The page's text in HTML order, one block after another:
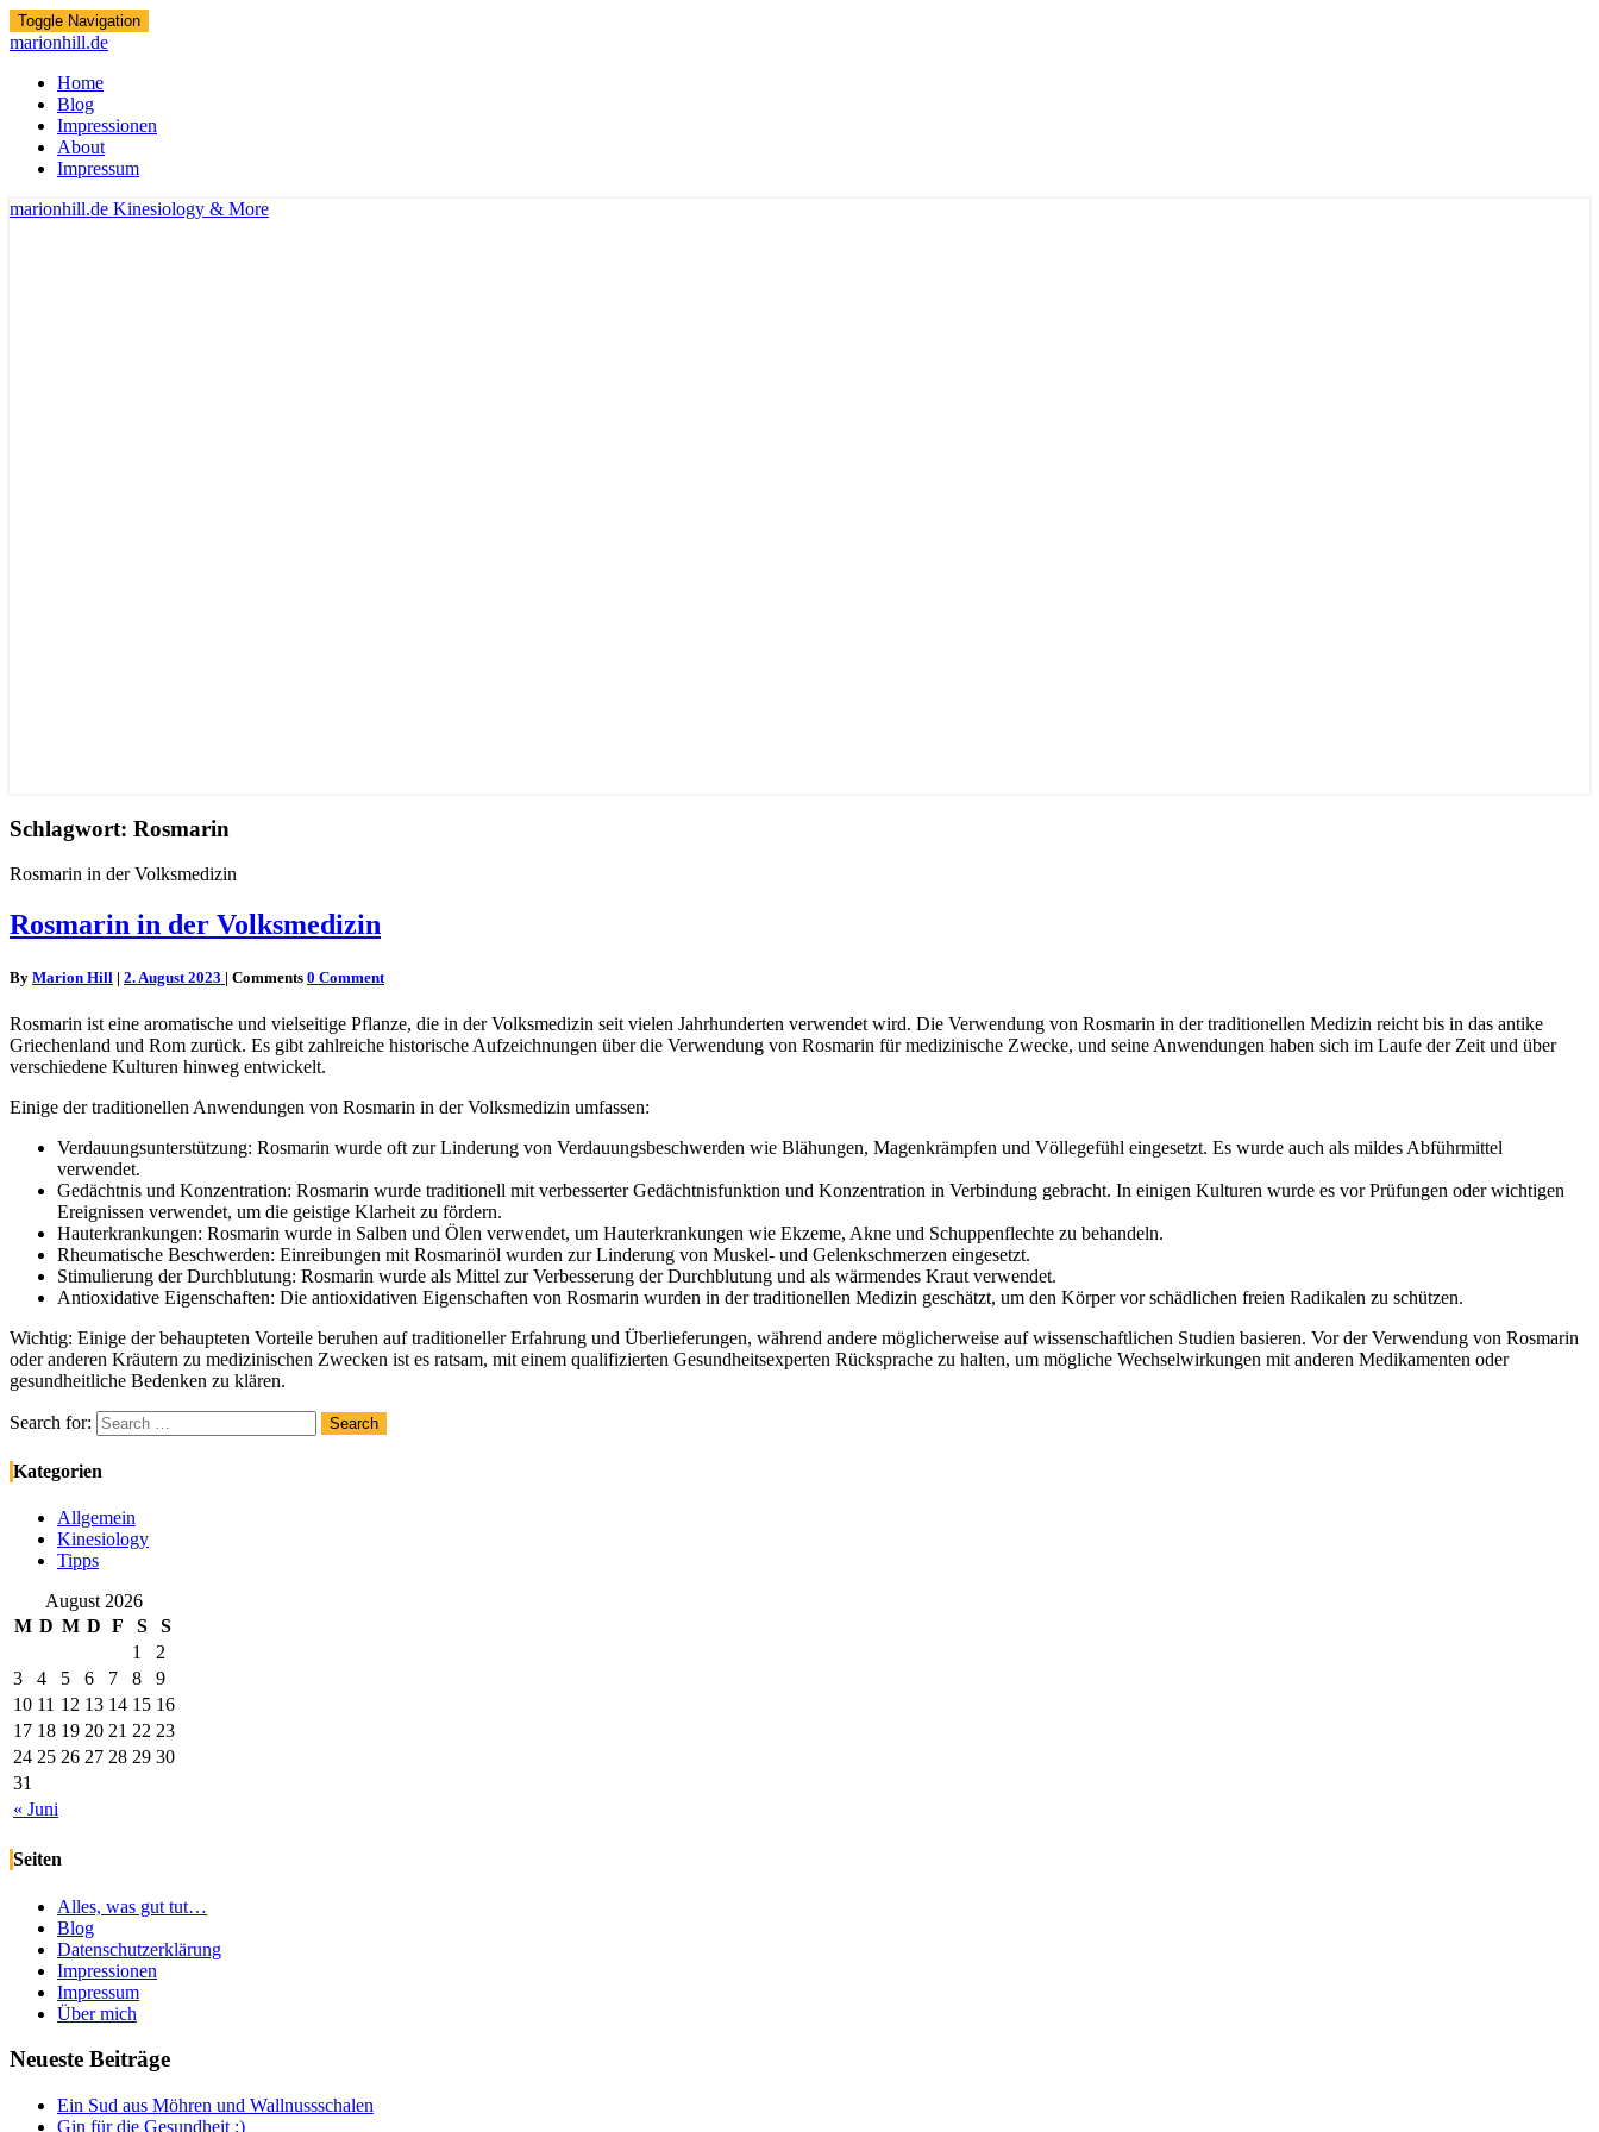
Toggle Navigation
marionhill.de
Home
Blog
Impressionen
About
Impressum
marionhill.de Kinesiology & More
Schlagwort: Rosmarin
Rosmarin in der Volksmedizin
Rosmarin in der Volksmedizin
By Marion Hill | 2. August 2023 | Comments 0 Comment
Rosmarin ist eine aromatische und vielseitige Pflanze, die in der Volksmedizin seit vielen Jahrhunderten verwendet wird. Die Verwendung von Rosmarin in der traditionellen Medizin reicht bis in das antike
Griechenland und Rom zurück. Es gibt zahlreiche historische Aufzeichnungen über die Verwendung von Rosmarin für medizinische Zwecke, und seine Anwendungen haben sich im Laufe der Zeit und über
verschiedene Kulturen hinweg entwickelt.
Einige der traditionellen Anwendungen von Rosmarin in der Volksmedizin umfassen:
Verdauungsunterstützung: Rosmarin wurde oft zur Linderung von Verdauungsbeschwerden wie Blähungen, Magenkrämpfen und Völlegefühl eingesetzt. Es wurde auch als mildes Abführmittel
verwendet.
Gedächtnis und Konzentration: Rosmarin wurde traditionell mit verbesserter Gedächtnisfunktion und Konzentration in Verbindung gebracht. In einigen Kulturen wurde es vor Prüfungen oder wichtigen
Ereignissen verwendet, um die geistige Klarheit zu fördern.
Hauterkrankungen: Rosmarin wurde in Salben und Ölen verwendet, um Hauterkrankungen wie Ekzeme, Akne und Schuppenflechte zu behandeln.
Rheumatische Beschwerden: Einreibungen mit Rosmarinöl wurden zur Linderung von Muskel- und Gelenkschmerzen eingesetzt.
Stimulierung der Durchblutung: Rosmarin wurde als Mittel zur Verbesserung der Durchblutung und als wärmendes Kraut verwendet.
Antioxidative Eigenschaften: Die antioxidativen Eigenschaften von Rosmarin wurden in der traditionellen Medizin geschätzt, um den Körper vor schädlichen freien Radikalen zu schützen.
Wichtig: Einige der behaupteten Vorteile beruhen auf traditioneller Erfahrung und Überlieferungen, während andere möglicherweise auf wissenschaftlichen Studien basieren. Vor der Verwendung von Rosmarin
oder anderen Kräutern zu medizinischen Zwecken ist es ratsam, mit einem qualifizierten Gesundheitsexperten Rücksprache zu halten, um mögliche Wechselwirkungen mit anderen Medikamenten oder
gesundheitliche Bedenken zu klären.
Search for: Search
Kategorien
Allgemein
Kinesiology
Tipps
August 2026
M D M D F S S
« Juni
1
2
3
4 5 6 7 8
9
10 11 12 13 14 15 16
17 18 19 20 21 22 23
24 25 26 27 28 29 30
31
Seiten
Alles, was gut tut…
Blog
Datenschutzerklärung
Impressionen
Impressum
Über mich
Neueste Beiträge
Ein Sud aus Möhren und Wallnussschalen
Gin für die Gesundheit ;)